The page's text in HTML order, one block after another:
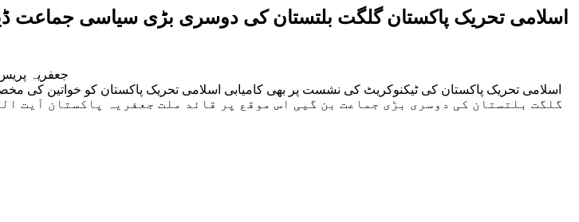
اسلامی تحریک پاکستان گلگت بلتستان کی دوسری بڑی سیاسی جماعت
جعفریہ
گلگت بلتستان کی دوسری بڑی جماعت بن گیی اس موقع پر قائد ملت جعفریہ پاکستان آیت